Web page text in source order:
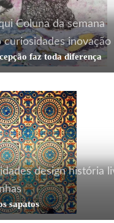
Coluna da semana
curiosidades inovação
faz toda diferença
design história
sapatos